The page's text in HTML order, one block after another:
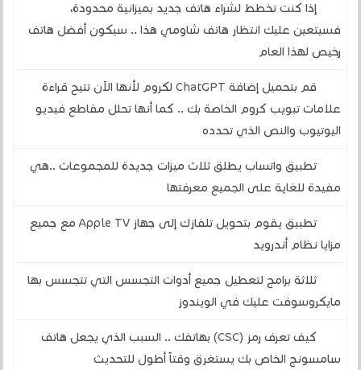
إذا كنت تخطط لشراء هاتف جديد بميزانية محدودة،
فسيتعين عليك انتظار هاتف شاومي هذا .. سيكون أفضل هاتف
رخيص لهذا العام
قم بتحميل إضافة ChatGPT لكروم لأنها الآن تتيح قراءة
علامات تبويب كروم الخاصة بك .. كما أنها تحلل مقاطع فيديو
اليوتيوب والنص الذي تحدده
تطبيق واتساب يطلق ثلاث ميزات جديدة للمجموعات ..هي
مفيدة للغاية على الجميع معرفتها
تطبيق يقوم بتحويل تلفازك إلى جهاز Apple TV مع جميع
مزايا نظام أندرويد
ثلاثة برامج لتعطيل جميع أدوات التجسس التي تتجسس بها
مايكروسوفت عليك في الويندوز
كيف تعرف رمز (CSC) بهاتفك .. السبب الذي يجعل هاتف
سامسونج الخاص بك يستغرق وقتاً أطول للتحديث